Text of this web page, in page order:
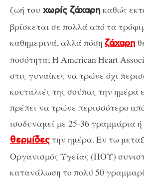
ζωή του χωρίς ζάχαρηκαθώς
βρίσκεται σε πολλά από τα
καθημερινά, αλλά πόση ζάχαρη
ποσότητα; Η American Heart
στις γυναίκες να τρώνε όχι
κουταλιές της σούπας την ημέρα
πρέπει να τρώνε περισσότερο
ισοδυναμεί με 25-36 γραμμάρια
θερμίδεςτην ημέρα. Εν τω
Οργανισμός Υγείας (ΠΟΥ)
κατανάλωση το πολύ 50